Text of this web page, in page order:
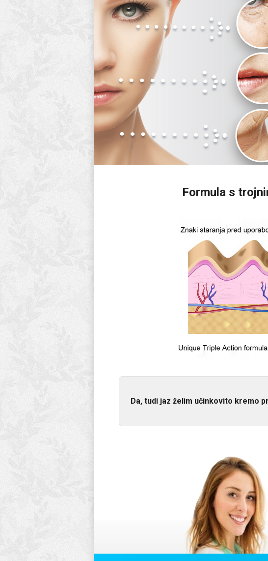
Formula s
Da, tudi jaz želim učinkovito kremo